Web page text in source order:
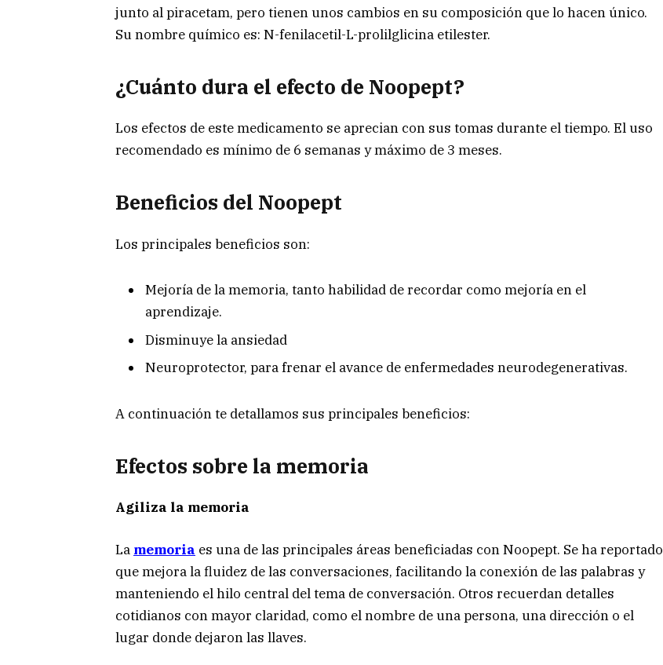
junto al piracetam, pero tienen unos cambios en su composición que lo hacen único.
Su nombre químico es: N-fenilacetil-L-prolilglicina etilester.
¿Cuánto dura el efecto de Noopept?
Los efectos de este medicamento se aprecian con sus tomas durante el tiempo. El uso
recomendado es mínimo de 6 semanas y máximo de 3 meses.
Beneficios del Noopept
Los principales beneficios son:
Mejoría de la memoria, tanto habilidad de recordar como mejoría en el
aprendizaje.
Disminuye la ansiedad
Neuroprotector, para frenar el avance de enfermedades neurodegenerativas.
A continuación te detallamos sus principales beneficios:
Efectos sobre la memoria
Agiliza la memoria
La memoria es una de las principales áreas beneficiadas con Noopept. Se ha reportado
que mejora la fluidez de las conversaciones, facilitando la conexión de las palabras y
manteniendo el hilo central del tema de conversación. Otros recuerdan detalles
cotidianos con mayor claridad, como el nombre de una persona, una dirección o el
lugar donde dejaron las llaves.